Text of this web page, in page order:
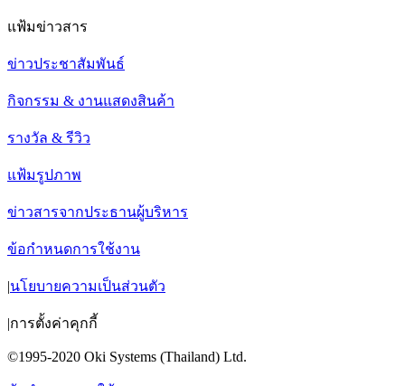
แฟ้มข่าวสาร
ข่าวประชาสัมพันธ์
กิจกรรม & งานแสดงสินค้า
รางวัล & รีวิว
แฟ้มรูปภาพ
ข่าวสารจากประธานผู้บริหาร
ข้อกำหนดการใช้งาน
|นโยบายความเป็นส่วนตัว
|การตั้งค่าคุกกี้
©1995-2020 Oki Systems (Thailand) Ltd.